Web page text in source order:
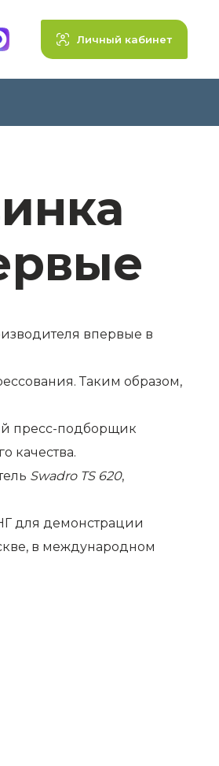
Личный кабинет
впервые в
Таким образом,
пресс-подборщик
качества.
Swadro TS 620,
для демонстрации
в международном